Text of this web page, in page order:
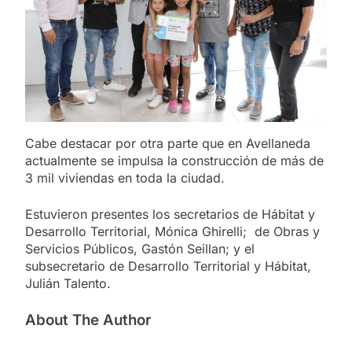
Cabe destacar por otra parte que en Avellaneda
actualmente se impulsa la construcción de más de
3 mil viviendas en toda la ciudad.
Estuvieron presentes los secretarios de Hábitat y
Desarrollo Territorial, Mónica Ghirelli; de Obras y
Servicios Públicos, Gastón Seillan; y el
subsecretario de Desarrollo Territorial y Hábitat,
Julián Talento.
About The Author